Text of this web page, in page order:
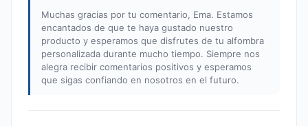
Muchas gracias por tu comentario, Ema. Estamos
encantados de que te haya gustado nuestro
producto y esperamos que disfrutes de tu alfombra
personalizada durante mucho tiempo. Siempre nos
alegra recibir comentarios positivos y esperamos
que sigas confiando en nosotros en el futuro.